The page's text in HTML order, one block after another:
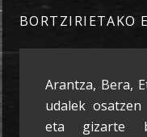
BORTZIRIETAKO
Arantza, Bera,
udalek
eta gizarte